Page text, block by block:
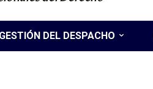
GESTIÓN DEL DESPACHO